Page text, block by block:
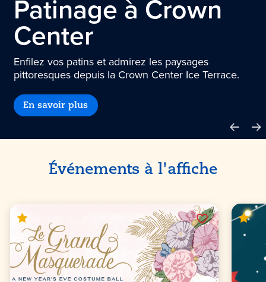
Patinage à Crown
Center
Enfilez vos patins et admirez les paysages
pittoresques depuis la Crown Center Ice Terrace.
En savoir plus
Événements à l'affiche